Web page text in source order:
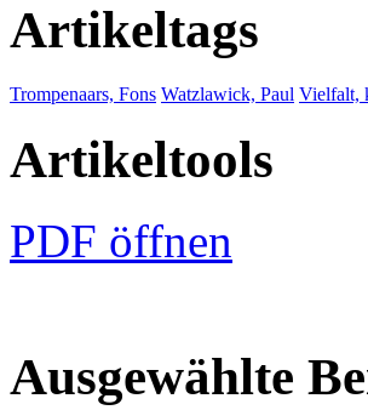
Artikeltags
Trompenaars, Fons Watzlawick, Paul Vielfalt,
Artikeltools
PDF öffnen
Ausgewählte